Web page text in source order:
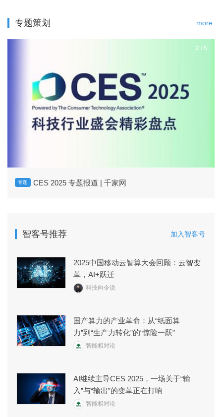
专题策划 more
专题 CES 2025 专题报道 | 千家网
2 / 5
智客号推荐 加入智客号
2025中国移动云智算大会回顾：云智变
革，AI+跃迁
科技向令说
国产算力的产业革命：从“纸面算
力”到“生产力转化”的“惊险一跃”
智能相对论
AI继续主导CES 2025，一场关于“输
入”与“输出”的变革正在打响
智能相对论